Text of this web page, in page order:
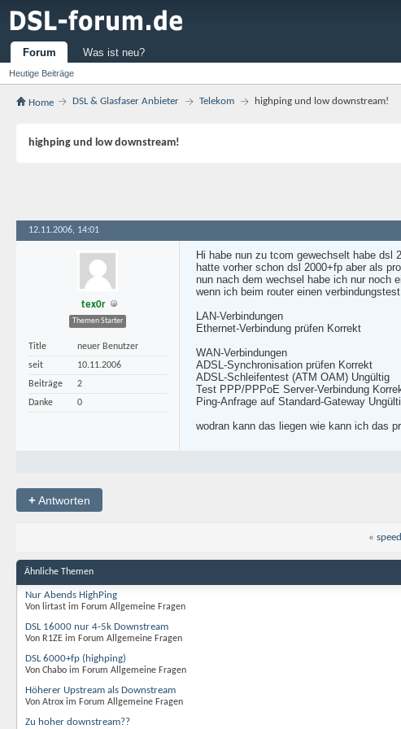
Forum
Heutige Beiträge
Was ist neu?
Home DSL & Glasfaser Anbieter Telekom highping und low downstream!
highping und low downstream!
12.11.2006, 14:01
tex0r
Themen Starter
Title
neuer Benutzer
seit
10.11.2006
Beiträge
2
Danke
0
Hi habe nun zu tcom gewechselt habe dsl
hatte vorher schon dsl 2000+fp aber als
nun nach dem wechsel habe ich nur noch
wenn ich beim router einen
LAN-Verbindungen
Ethernet-Verbindung prüfen Korrekt
WAN-Verbindungen
ADSL-Synchronisation prüfen Korrekt
ADSL-Schleifentest (ATM OAM) Ungültig
Test PPP/PPPoE Server-Verbindung
Ping-Anfrage auf Standard-Gateway
wodran kann das liegen wie kann ich das
+Antworten
«
Ähnliche Themen
Nur Abends HighPing
Von lirtast im Forum Allgemeine Fragen
DSL 16000 nur 4-5k Downstream
Von R1ZE im Forum Allgemeine Fragen
DSL 6000+fp (highping)
Von Chabo im Forum Allgemeine Fragen
Höherer Upstream als Downstream
Von Atrox im Forum Allgemeine Fragen
Zu hoher downstream??